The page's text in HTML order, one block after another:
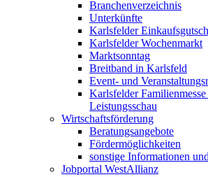
Branchenverzeichnis
Unterkünfte
Karlsfelder
Karlsfelder Wochenmarkt
Marktsonntag
Breitband in Karlsfeld
Event- und
Karlsfelder
Leistungsschau
Wirtschaftsförderung
Beratungsangebote
Fördermöglichkeiten
sonstige Informationen
Jobportal WestAllianz